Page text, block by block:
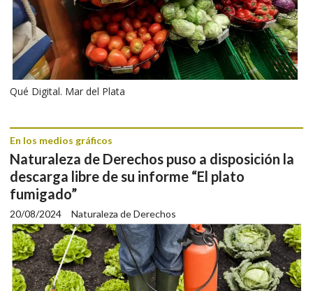
Qué Digital. Mar del Plata
Naturaleza de Derechos puso a disposición la
descarga libre de su informe “El plato
fumigado”
Naturaleza de Derechos
En los medios gráficos
20/08/2024